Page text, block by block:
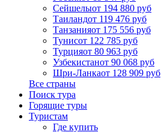
Сейшелыот 194 880 руб
Таиландот 119 476 руб
Танзанияот 175 556 руб
Тунисот 122 785 руб
Турцияот 80 963 руб
Узбекистанот 90 068 руб
Шри-Ланкаот 128 909 руб
Все страны
Поиск тура
Горящие туры
Туристам
Где купить